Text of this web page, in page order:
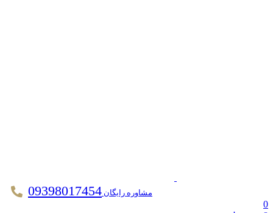
مشاوره رایگان 09398017454